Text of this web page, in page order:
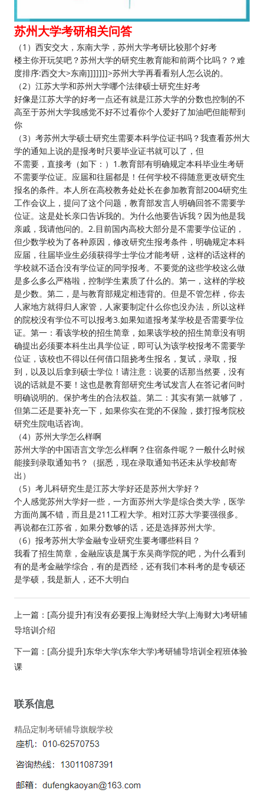
苏州大学考研相关问答
（1）西安交大，东南大学，苏州大学考研比较那个好考
楼主你开玩笑吧？苏州大学的研究生教育能和前两个比吗？？难
度排序:西交大>东南]]]]]]]>苏州大学再看看别人怎么说的。
（2）江苏大学和苏州大学哪个法律硕士研究生好考
好像是江苏大学的好考一点还有就是江苏大学的分数也控制的不
高至于苏州大学我感觉不好不过看你个人爱好了加油吧但能帮到
你
（3）考苏州大学硕士研究生需要本科学位证书吗？我查看苏州大
学的通知上说的是报考时只要毕业证书就可以了，但
不需要，直接考（如下：）1.教育部有明确规定本科毕业生考研
不需要学位证。应届和往届都是！任何学校不得随意更改研究生
报名的条件。本人所在高校教务处处长在参加教育部2004研究生
工作会议上，提问了这个问题，教育部发言人明确回答不需要学
位证。这是处长亲口告诉我的。为什么他要告诉我？因为他是我
亲戚，我请他问的。2.目前国内高校大部分是不需要学位证的，
但少数学校为了各种原因，修改研究生报考条件，明确规定本科
应届，往届毕业生必须获得学士学位才能考研，这样的话这样的
学校就不适合没有学位证的同学报考。不要觉的这些学校这么做
是多么多么严格啦，控制学生素质了什么的。第一，这样的学校
是少数。第二，是与教育部规定相违背的。但是不管怎样，你去
人家地方就得归人家管，人家要制定什么你也没办法，所以这样
的院校没有学位不可以报考3.如果知道报考某学校是否需要学位
证。第一：看该学校的招生简章，如果该学校的招生简章没有明
确提出必须要本科生出具学位证，即可认为该学校报考不需要学
位证，该校也不得以任何借口阻挠考生报名，复试，录取，报
到，以及以后拿到硕士学位！请注意：说要的话那当然要，没有
说的话就是不要！这也是教育部研究生考试发言人在答记者问时
明确说明的。保护考生的合法权益。第二：其实有第一就够了，
但第二还是要补充一下，如果你实在觉的不保险，拨打报考院校
研究生院电话咨询。
（4）苏州大学怎么样啊
苏州大学的中国语言文学怎么样啊？住宿条件呢？一般什么时候
能接到录取通知书？（据悉，现在录取通知书还未从学校邮寄
出）
（5）考儿科研究生是江苏大学好还是苏州大学好？
个人感觉苏州大学好一些，一方面苏州大学是综合类大学，医学
方面尚属不错，而且是211工程大学。相对江苏大学要强很多。
再说都在江苏省，如果分数够的话，还是选择苏州大学。
（6）报考苏州大学金融专业研究生要考哪些科目？
我看了招生简章，金融应该是属于东吴商学院的吧，为什么看到
有的是考金融学综合，有的是西经，还有我们本科考的是专硕还
是学硕，我是新人，还不大明白
上一篇： [高分提升]有没有必要报上海财经大学(上海财大)考研辅
导培训介绍
下一篇： [高分提升]东华大学(东华大学)考研辅导培训全程班体验
课
联系信息
精品定制考研辅导旗舰学校